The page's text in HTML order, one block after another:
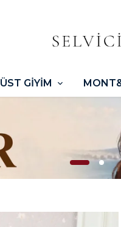
ÜST GİYİM